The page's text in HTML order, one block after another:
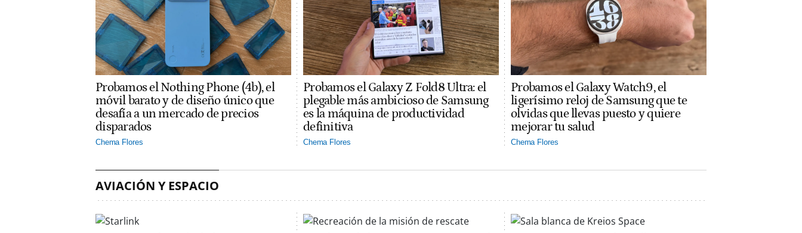
Probamos el Nothing Phone (4b), el
móvil barato y de diseño único que
desafía a un mercado de precios
disparados
Chema Flores
Probamos el Galaxy Z Fold8 Ultra: el
plegable más ambicioso de Samsung
es la máquina de productividad
definitiva
Chema Flores
Probamos el Galaxy Watch9, el
ligerísimo reloj de Samsung que te
olvidas que llevas puesto y quiere
mejorar tu salud
Chema Flores
AVIACIÓN Y ESPACIO